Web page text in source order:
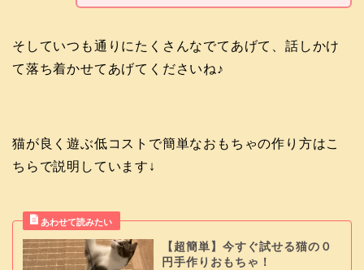
そしていつも通りにたくさんなでてあげて、話しかけ
て落ち着かせてあげてくださいね♪
猫が良く遊ぶ低コストで簡単なおもちゃの作り方はこ
ちらで説明しています↓
【超簡単】今すぐ試せる猫の０
円手作りおもちゃ！